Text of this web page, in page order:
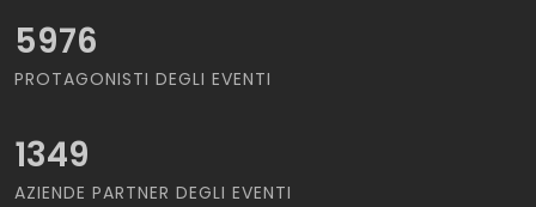
5976
PROTAGONISTI DEGLI EVENTI
1349
AZIENDE PARTNER DEGLI EVENTI